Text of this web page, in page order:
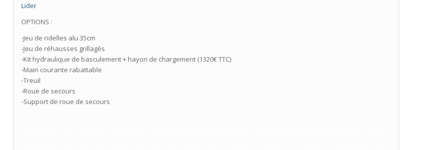
Lider
OPTIONS :
-Jeu de ridelles alu 35cm
-Jeu de réhausses grillagés
-Kit hydraulique de basculement + hayon de chargement (1320€ TTC)
-Main courante rabattable
-Treuil
-Roue de secours
-Support de roue de secours